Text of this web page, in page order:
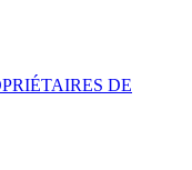
DE